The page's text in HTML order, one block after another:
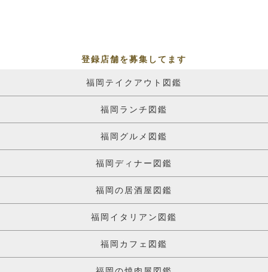
登録店舗を募集してます
福岡テイクアウト図鑑
福岡ランチ図鑑
福岡グルメ図鑑
福岡ディナー図鑑
福岡の居酒屋図鑑
福岡イタリアン図鑑
福岡カフェ図鑑